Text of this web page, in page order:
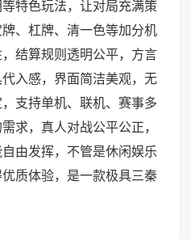
特色玩法，让对局充满策
、杠牌、清一色等加分机
结算规则透明公平，方言
入感，界面简洁美观，无
支持单机、联机、赛事多
求，真人对战公平公正，
由发挥，不管是休闲娱乐
质体验，是一款极具三秦